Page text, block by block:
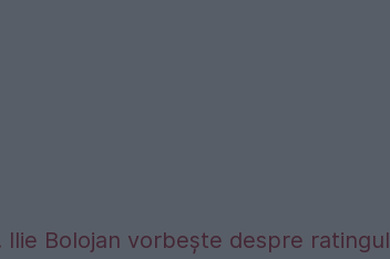
Bolojan vorbește despre ratingul